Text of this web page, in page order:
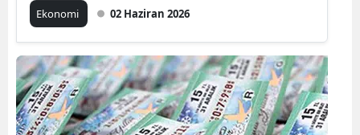
Ekonomi 02 Haziran 2026